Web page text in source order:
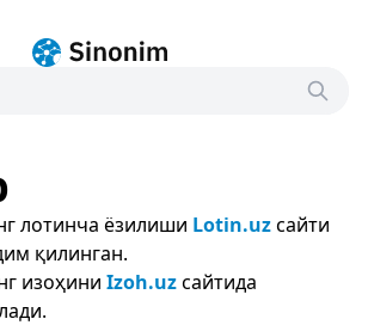
лотинча ёзилиши Lotin.uzсайти
қилинган.
изоҳини Izoh.uzсайтида